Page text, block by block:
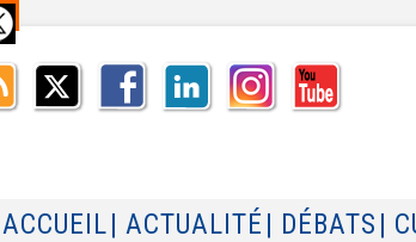
ACCUEIL | ACTUALITÉ | DÉBATS |